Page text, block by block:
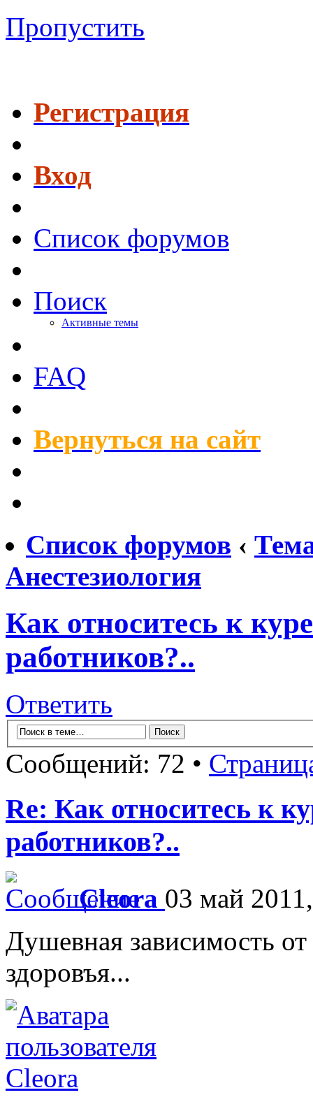
Пропустить
Регистрация
Вход
Список форумов
Поиск
Активные темы
FAQ
Вернуться на сайт
Список форумов ‹
Анестезиология
Как относитесь к
работников?..
Ответить
Сообщений: 72 •
Re: Как относитесь к
работников?..
Cleora 03 май
Душевная зависимость от
здоровъя...
Cleora